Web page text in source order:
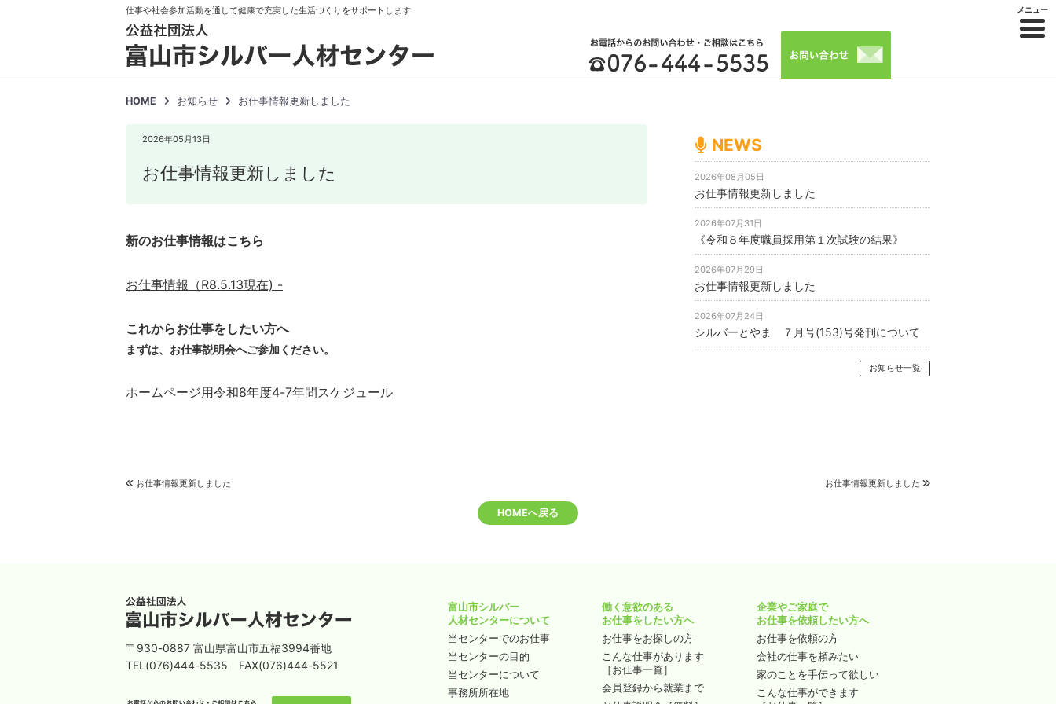
仕事や社会参加活動を通して健康で充実した生活づくりをサポートします メニュー
HOME お知らせ お仕事情報更新しました
2026年05月13日
お仕事情報更新しました
新のお仕事情報はこちら
お仕事情報（R8.5.13現在) -
これからお仕事をしたい方へ
まずは、お仕事説明会へご参加ください。
ホームページ用令和8年度4-7年間スケジュール
NEWS
2026年08月05日
お仕事情報更新しました
2026年07月31日
《令和８年度職員採用第１次試験の結果》
2026年07月29日
お仕事情報更新しました
2026年07月24日
シルバーとやま ７月号(153)号発刊について
お知らせ一覧
お仕事情報更新しました お仕事情報更新しました
HOMEへ戻る
〒930-0887 富山県富山市五福3994番地
TEL(076)444-5535 FAX(076)444-5521
富山市シルバー
人材センターについて
当センターでのお仕事
当センターの目的
当センターについて
事務所所在地
働く意欲のある
お仕事をしたい方へ
お仕事をお探しの方
こんな仕事があります
［お仕事一覧］
会員登録から就業まで
企業やご家庭で
お仕事を依頼したい方へ
お仕事を依頼の方
会社の仕事を頼みたい
家のことを手伝って欲しい
こんな仕事ができます